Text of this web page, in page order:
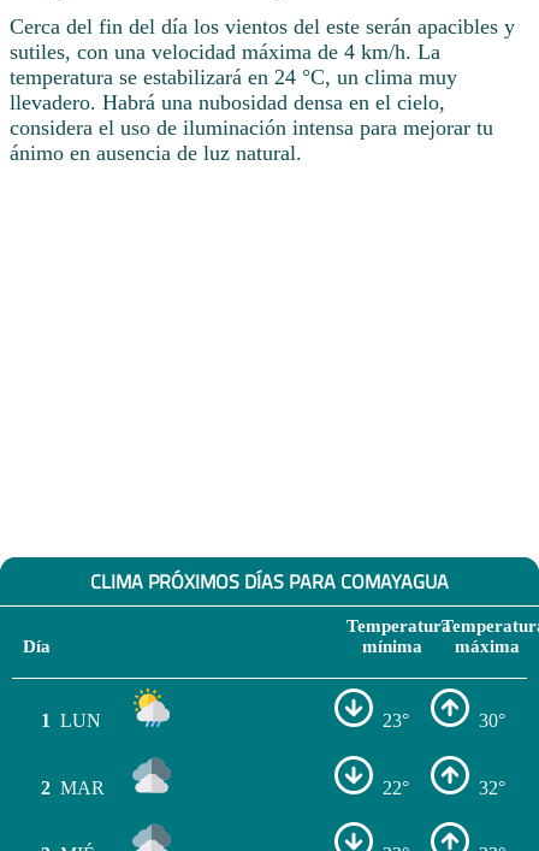
Cerca del fin del día los vientos del este serán apacibles y
sutiles, con una velocidad máxima de 4 km/h. La
temperatura se estabilizará en 24 °C, un clima muy
llevadero. Habrá una nubosidad densa en el cielo,
considera el uso de iluminación intensa para mejorar tu
ánimo en ausencia de luz natural.
CLIMA PRÓXIMOS DÍAS PARA COMAYAGUA
Día
Temperatura
mínima
máxima
1 LUN 23° 30°
2 MAR 22° 32°